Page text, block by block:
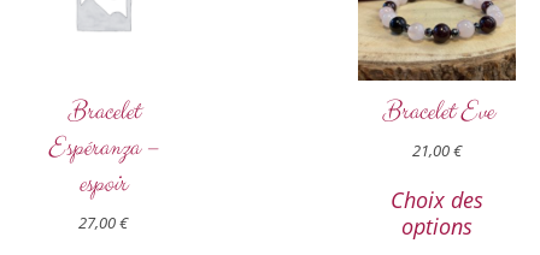
Bracelet
Espéranza –
espoir
27,00€
Bracelet Eve
21,00€
Choix des
options